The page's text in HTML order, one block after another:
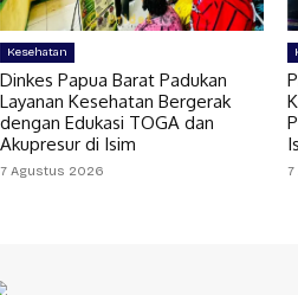
Kesehatan
Dinkes Papua Barat Padukan
Layanan Kesehatan Bergerak
dengan Edukasi TOGA dan
Akupresur di Isim
7 Agustus 2026 7